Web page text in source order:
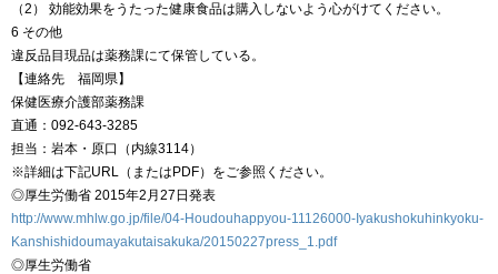
（2） 効能効果をうたった健康食品は購入しないよう心がけてください。
6 その他
違反品目現品は薬務課にて保管している。
【連絡先 福岡県】
保健医療介護部薬務課
直通：092-643-3285
担当：岩本・原口（内線3114）
※詳細は下記URL（またはPDF）をご参照ください。
◎厚生労働省 2015年2月27日発表
http://www.mhlw.go.jp/file/04-Houdouhappyou-11126000-Iyakushokuhinkyoku-
Kanshishidoumayakutaisakuka/20150227press_1.pdf
◎厚生労働省